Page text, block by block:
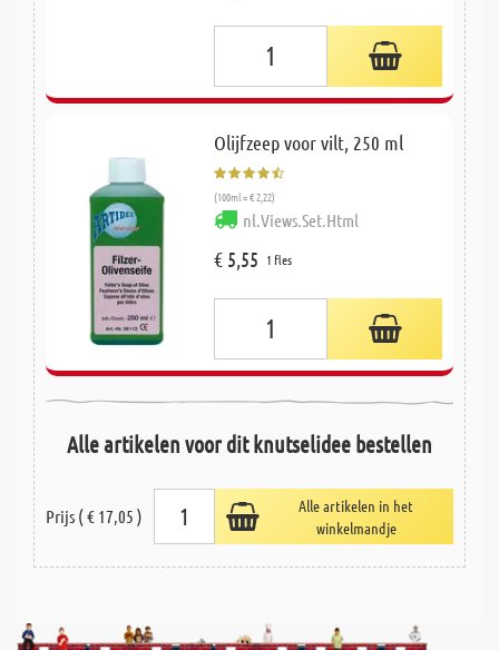
Olijfzeep voor vilt, 250 ml
(100ml = € 2,22)
nl.Views.Set.Html
€ 5,55 1 fles
Alle artikelen voor dit knutselidee bestellen
Prijs ( € 17,05 )
Alle artikelen in het
winkelmandje